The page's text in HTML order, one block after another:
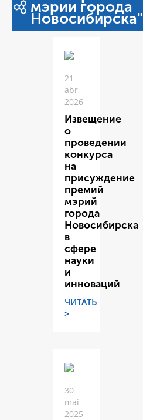
мэрии города
Новосибирска"
21
abr
2026
Извещение
о
проведении
конкурса
на
присуждение
премий
мэрий
города
Новосибирска
в
сфере
науки
и
инноваций
ЧИТАТЬ
>
30
mai
2025